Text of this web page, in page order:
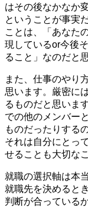
はその後なかなか
ということが事実
ことは、「あなた
現しているor今後
ること」なのだと
また、仕事のやり
思います。厳密に
るものだと思いま
での他のメンバー
ものだったりする
それは自分にとっ
せることも大切な
就職の選択軸は本
就職先を決めると
判断が合っている